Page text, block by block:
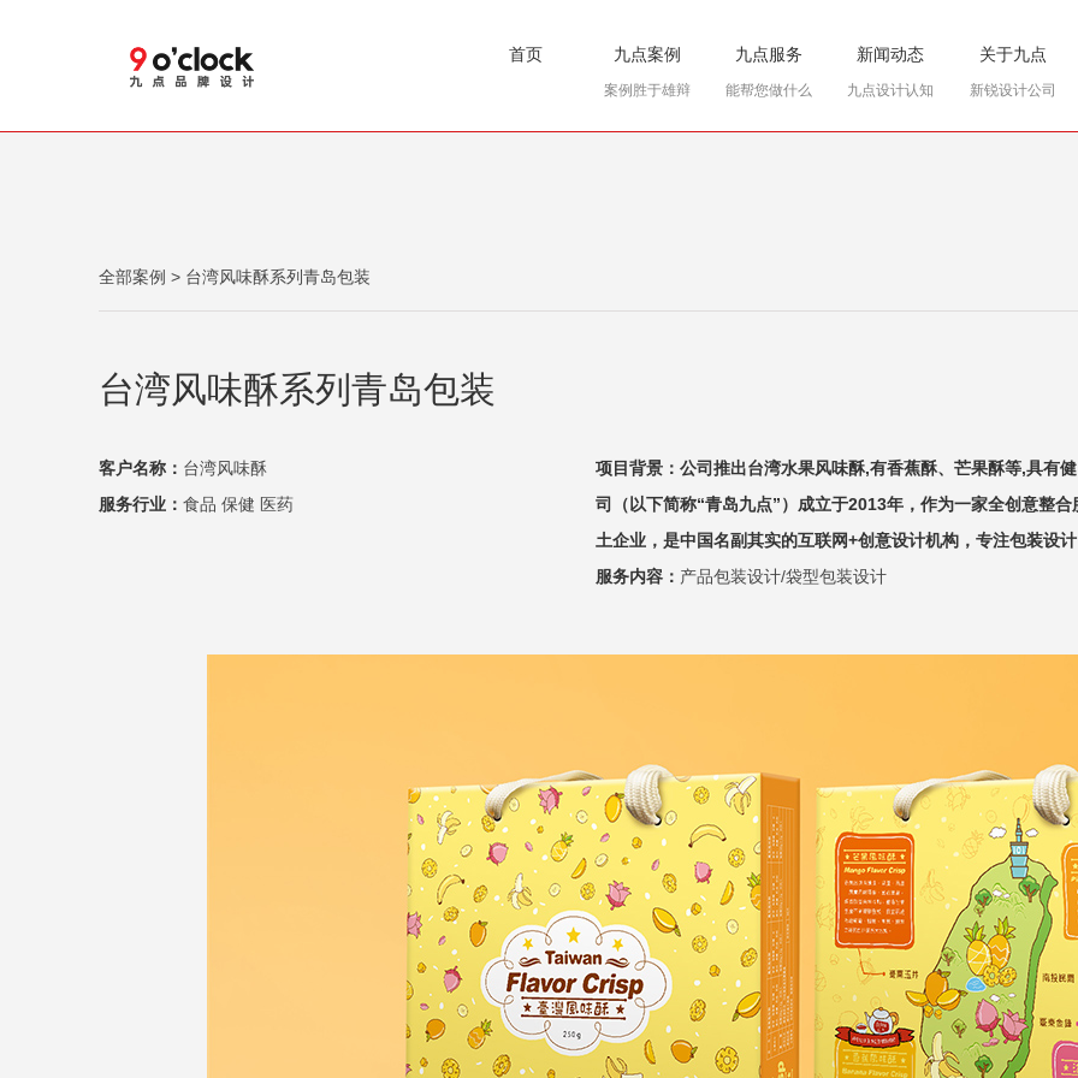
首页 九点案例
案例胜于雄辩
九点服务
能帮您做什么
新闻动态
九点设计认知
关于九点
新锐设计公司
全部案例 > 台湾风味酥系列青岛包装
台湾风味酥系列青岛包装
客户名称： 台湾风味酥
服务行业： 食品 保健 医药
项目背景：公司推出台湾水果风味酥,有香蕉酥、芒果酥等,具有
司（以下简称“青岛九点”）成立于2013年，作为一家全创意整
土企业，是中国名副其实的互联网+创意设计机构，专注包装设
服务内容： 产品包装设计/袋型包装设计